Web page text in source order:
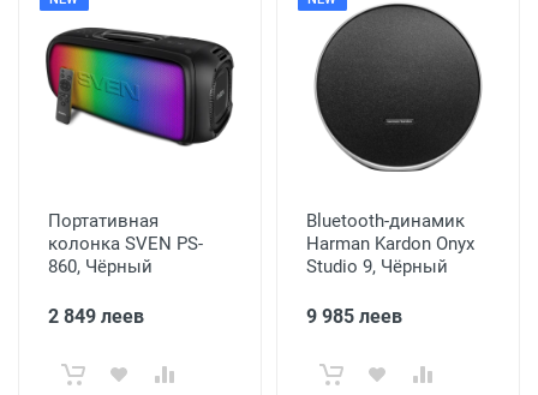
Портативная
колонка SVEN PS-
860, Чёрный
2 849 леев
Bluetooth-динамик
Harman Kardon Onyx
Studio 9, Чёрный
9 985 леев